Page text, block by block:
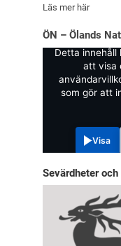
Läs mer här
ÖN – Ölands
Detta innehåll
att visa
som gör att
Visa
Sevärdheter